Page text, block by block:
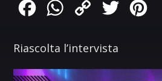
FacebookWhatsApp
Copy
Twitter
Riascolta l’intervista